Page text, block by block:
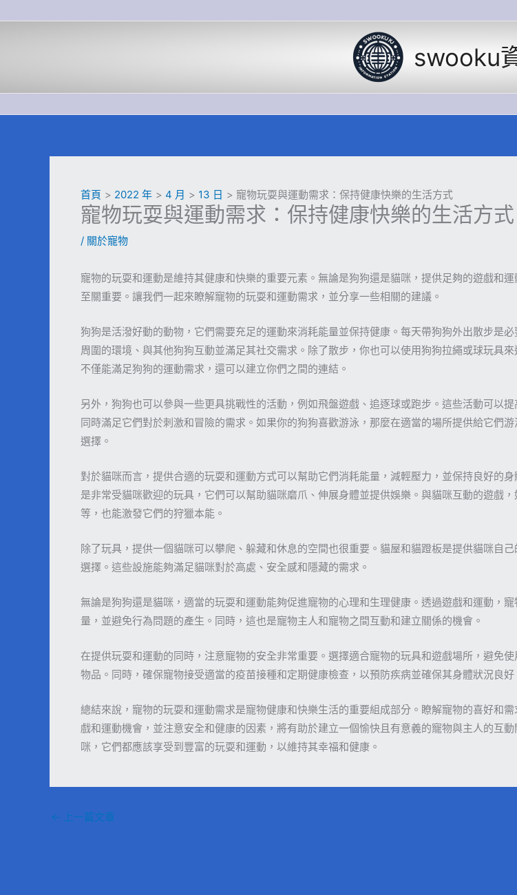
swooku
首頁 2022 年 4 月 13 日 寵物玩耍與運動需求：保持健康快樂的生活方式
寵物玩耍與運動需求：保持健康快樂的生活方式
/ 關於寵物
寵物的玩耍和運動是維持其健康和快樂的重要元素。無論是狗狗還是貓咪，提供足夠的遊戲和
至關重要。讓我們一起來瞭解寵物的玩耍和運動需求，並分享一些相關的建議。
狗狗是活潑好動的動物，它們需要充足的運動來消耗能量並保持健康。每天帶狗狗外出散步是
周圍的環境、與其他狗狗互動並滿足其社交需求。除了散步，你也可以使用狗狗拉繩或球玩具
不僅能滿足狗狗的運動需求，還可以建立你們之間的連結。
另外，狗狗也可以參與一些更具挑戰性的活動，例如飛盤遊戲、追逐球或跑步。這些活動可以提
同時滿足它們對於刺激和冒險的需求。如果你的狗狗喜歡游泳，那麼在適當的場所提供給它們
選擇。
對於貓咪而言，提供合適的玩耍和運動方式可以幫助它們消耗能量，減輕壓力，並保持良好的
是非常受貓咪歡迎的玩具，它們可以幫助貓咪磨爪、伸展身體並提供娛樂。與貓咪互動的遊戲
等，也能激發它們的狩獵本能。
除了玩具，提供一個貓咪可以攀爬、躲藏和休息的空間也很重要。貓屋和貓蹬板是提供貓咪自
選擇。這些設施能夠滿足貓咪對於高處、安全感和隱藏的需求。
無論是狗狗還是貓咪，適當的玩耍和運動能夠促進寵物的心理和生理健康。透過遊戲和運動，
量，並避免行為問題的產生。同時，這也是寵物主人和寵物之間互動和建立關係的機會。
在提供玩耍和運動的同時，注意寵物的安全非常重要。選擇適合寵物的玩具和遊戲場所，避免
物品。同時，確保寵物接受適當的疫苗接種和定期健康檢查，以預防疾病並確保其身體狀況良好
總結來說，寵物的玩耍和運動需求是寵物健康和快樂生活的重要組成部分。瞭解寵物的喜好和
戲和運動機會，並注意安全和健康的因素，將有助於建立一個愉快且有意義的寵物與主人的互
咪，它們都應該享受到豐富的玩耍和運動，以維持其幸福和健康。
← 上一篇文章